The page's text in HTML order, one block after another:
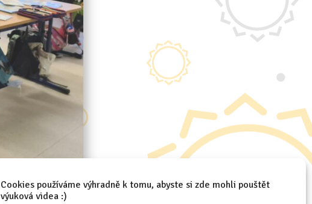
Cookies používáme výhradně k tomu, abyste si zde mohli pouštět
výuková videa :)